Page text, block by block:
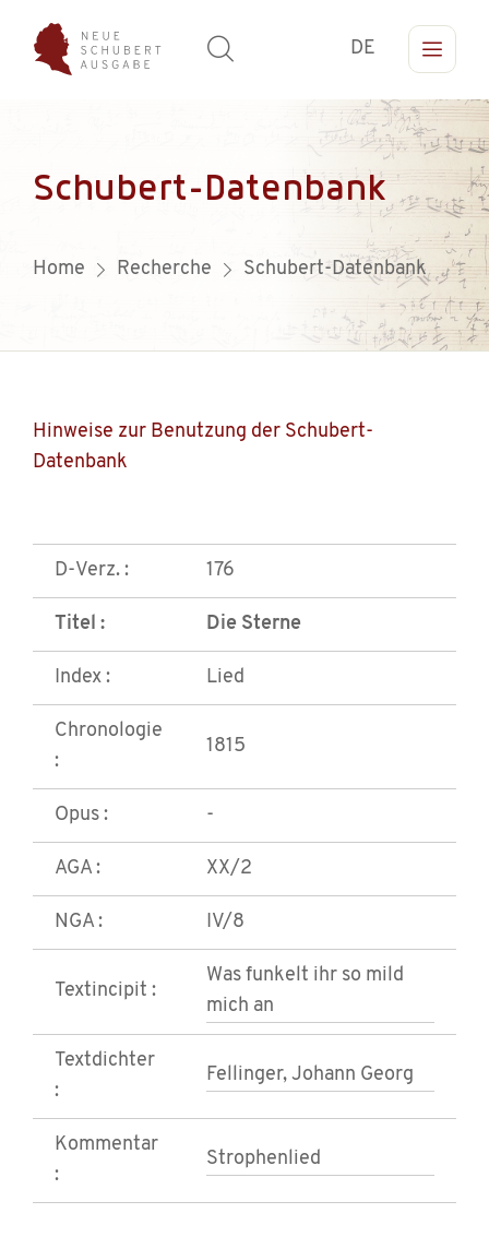
DE
Schubert-Datenbank
Home Recherche Schubert-Datenbank
Hinweise zur Benutzung der Schubert-
Datenbank
D-Verz. : 176
Titel : Die Sterne
Index : Lied
Chronologie
:
1815
Opus : -
AGA : XX/2
NGA : IV/8
Textincipit :
Was funkelt ihr so mild
mich an
Textdichter
:
Fellinger, Johann Georg
Kommentar
:
Strophenlied